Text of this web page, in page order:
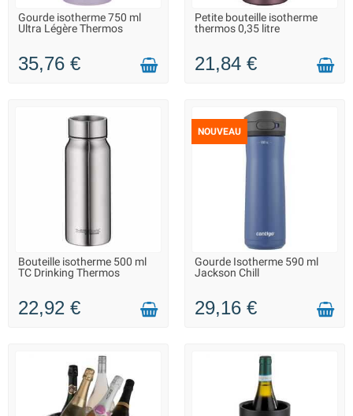
LIVRAISON 2 À 3 JOURS
Gourde isotherme 750 ml
Ultra Légère Thermos
35,76 €
LIVRAISON 2 À 3 JOURS
Petite bouteille isotherme
thermos 0,35 litre
21,84 €
LIVRAISON 2 À 3 JOURS
Bouteille isotherme 500 ml
TC Drinking Thermos
22,92 €
NOUVEAU
LIVRAISON 2 À 3 JOURS
Gourde Isotherme 590 ml
Jackson Chill
29,16 €